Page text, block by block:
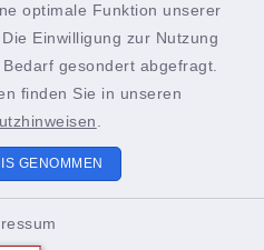
optimale Funktion unserer
Einwilligung zur Nutzung
gesondert abgefragt.
finden Sie in unseren
GENOMMEN